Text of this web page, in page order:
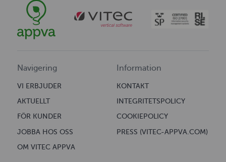
Navigering
VI ERBJUDER
AKTUELLT
FÖR KUNDER
JOBBA HOS OSS
OM VITEC APPVA
Information
KONTAKT
INTEGRITETSPOLICY
COOKIEPOLICY
PRESS (VITEC-APPVA.COM)